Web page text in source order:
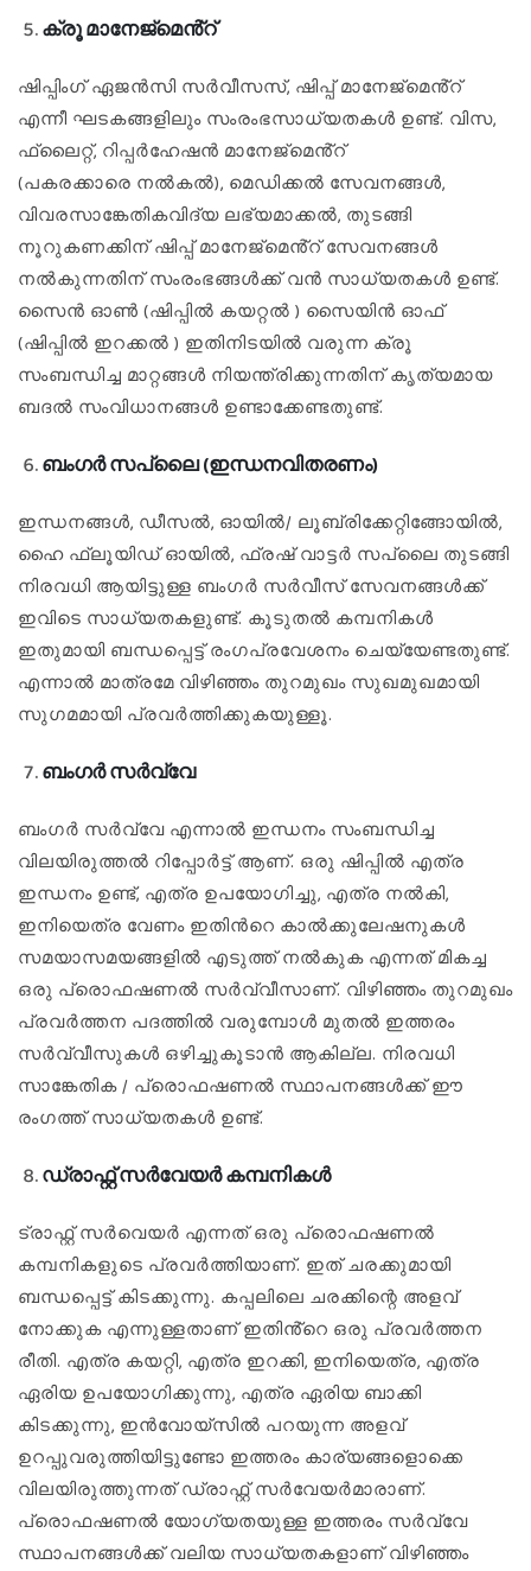
ക്രൂ മാനേജ്മെൻ്റ്
ഷിപ്പിംഗ് ഏജൻസി സർവീസസ്, ഷിപ്പ് മാനേജ്മെൻ്റ്
എന്നീ ഘടകങ്ങളിലും സംരംഭസാധ്യതകൾ ഉണ്ട്. വിസ,
ഫ്ലൈറ്റ്, റിപ്പർഹേഷൻ മാനേജ്മെൻ്റ്
(പകരക്കാരെ നൽകൽ), മെഡിക്കൽ സേവനങ്ങൾ,
വിവരസാങ്കേതികവിദ്യ ലഭ്യമാക്കൽ, തുടങ്ങി
നൂറുകണക്കിന് ഷിപ്പ് മാനേജ്മെൻ്റ് സേവനങ്ങൾ
നൽകുന്നതിന് സംരംഭങ്ങൾക്ക് വൻ സാധ്യതകൾ ഉണ്ട്.
സൈൻ ഓൺ (ഷിപ്പിൽ കയറ്റൽ ) സൈയിൻ ഓഫ്
(ഷിപ്പിൽ ഇറക്കൽ ) ഇതിനിടയിൽ വരുന്ന ക്രൂ
സംബന്ധിച്ച മാറ്റങ്ങൾ നിയന്ത്രിക്കുന്നതിന് കൃത്യമായ
ബദൽ സംവിധാനങ്ങൾ ഉണ്ടാക്കേണ്ടതുണ്ട്.
ബംഗർ സപ്ലൈ (ഇന്ധനവിതരണം)
ഇന്ധനങ്ങൾ, ഡീസൽ, ഓയിൽ/ ലൂബ്രിക്കേറ്റിങ്ങോയിൽ,
ഹൈ ഫ്ലൂയിഡ് ഓയിൽ, ഫ്രഷ് വാട്ടർ സപ്ലൈ തുടങ്ങി
നിരവധി ആയിട്ടുള്ള ബംഗർ സർവീസ് സേവനങ്ങൾക്ക്
ഇവിടെ സാധ്യതകളുണ്ട്. കൂടുതൽ കമ്പനികൾ
ഇതുമായി ബന്ധപ്പെട്ട് രംഗപ്രവേശനം ചെയ്യേണ്ടതുണ്ട്.
എന്നാൽ മാത്രമേ വിഴിഞ്ഞം തുറമുഖം സുഖമുഖമായി
സുഗമമായി പ്രവർത്തിക്കുകയുള്ളൂ.
ബംഗർ സർവ്വേ
ബംഗർ സർവ്വേ എന്നാൽ ഇന്ധനം സംബന്ധിച്ച
വിലയിരുത്തൽ റിപ്പോർട്ട് ആണ്. ഒരു ഷിപ്പിൽ എത്ര
ഇന്ധനം ഉണ്ട്, എത്ര ഉപയോഗിച്ചു, എത്ര നൽകി,
ഇനിയെത്ര വേണം ഇതിൻറെ കാൽക്കുലേഷനുകൾ
സമയാസമയങ്ങളിൽ എടുത്ത് നൽകുക എന്നത് മികച്ച
ഒരു പ്രൊഫഷണൽ സർവ്വീസാണ്. വിഴിഞ്ഞം തുറമുഖം
പ്രവർത്തന പദത്തിൽ വരുമ്പോൾ മുതൽ ഇത്തരം
സർവ്വീസുകൾ ഒഴിച്ചുകൂടാൻ ആകില്ല. നിരവധി
സാങ്കേതിക / പ്രൊഫഷണൽ സ്ഥാപനങ്ങൾക്ക് ഈ
രംഗത്ത് സാധ്യതകൾ ഉണ്ട്.
ഡ്രാഫ്റ്റ് സർവേയർ കമ്പനികൾ
ട്രാഫ്റ്റ് സർവെയർ എന്നത് ഒരു പ്രൊഫഷണൽ
കമ്പനികളുടെ പ്രവർത്തിയാണ്. ഇത് ചരക്കുമായി
ബന്ധപ്പെട്ട് കിടക്കുന്നു. കപ്പലിലെ ചരക്കിന്റെ അളവ്
നോക്കുക എന്നുള്ളതാണ് ഇതിൻ്റെ ഒരു പ്രവർത്തന
രീതി. എത്ര കയറ്റി, എത്ര ഇറക്കി, ഇനിയെത്ര, എത്ര
ഏരിയ ഉപയോഗിക്കുന്നു, എത്ര ഏരിയ ബാക്കി
കിടക്കുന്നു, ഇൻവോയ്സിൽ പറയുന്ന അളവ്
ഉറപ്പുവരുത്തിയിട്ടുണ്ടോ ഇത്തരം കാര്യങ്ങളൊക്കെ
വിലയിരുത്തുന്നത് ഡ്രാഫ്റ്റ് സർവേയർമാരാണ്.
പ്രൊഫഷണൽ യോഗ്യതയുള്ള ഇത്തരം സർവ്വേ
സ്ഥാപനങ്ങൾക്ക് വലിയ സാധ്യതകളാണ് വിഴിഞ്ഞം